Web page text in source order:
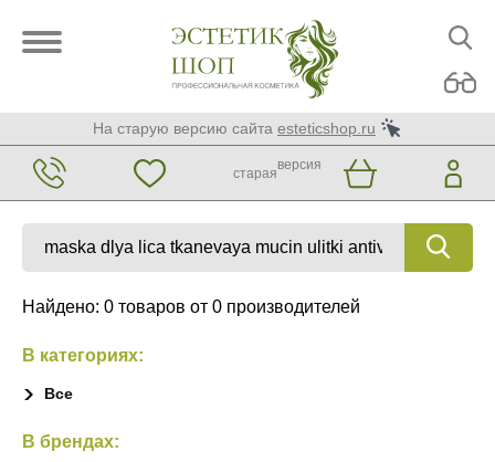
На старую версию сайта esteticshop.ru
старая
версия
Найдено: 0 товаров от 0 производителей
В категориях:
Все
В брендах: